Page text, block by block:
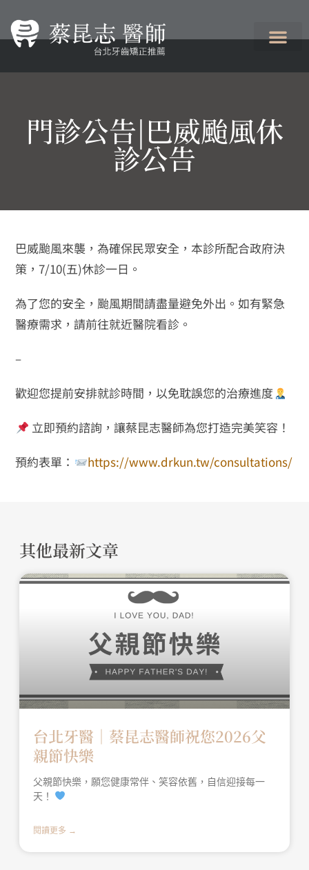
門診公告|巴威颱風休
診公告
巴威颱風來襲，為確保民眾安全，本診所配合政府決
策，7/10(五)休診一日。
為了您的安全，颱風期間請盡量避免外出。如有緊急
醫療需求，請前往就近醫院看診。
–
歡迎您提前安排就診時間，以免耽誤您的治療進度
立即預約諮詢，讓蔡昆志醫師為您打造完美笑容！
預約表單：
https://www.drkun.tw/consultations/
其他最新文章
台北牙醫│蔡昆志醫師祝您2026父
親節快樂
父親節快樂，願您健康常伴、笑容依舊，自信迎接每一
天！
閱讀更多 →